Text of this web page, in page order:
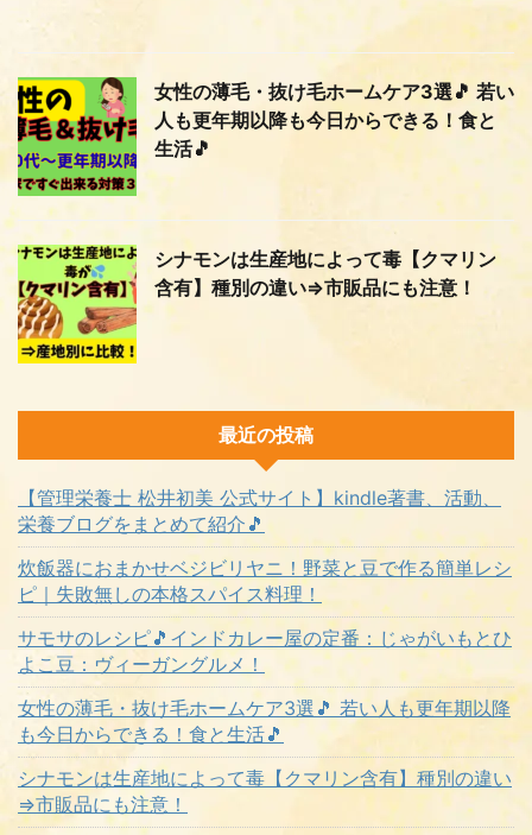
女性の薄毛・抜け毛ホームケア3選🎵 若い
人も更年期以降も今日からできる！食と
生活🎵
シナモンは生産地によって毒【クマリン
含有】種別の違い⇒市販品にも注意！
最近の投稿
【管理栄養士 松井初美 公式サイト】kindle著書、活動、
栄養ブログをまとめて紹介🎵
炊飯器におまかせベジビリヤニ！野菜と豆で作る簡単レシ
ピ｜失敗無しの本格スパイス料理！
サモサのレシピ🎵インドカレー屋の定番：じゃがいもとひ
よこ豆：ヴィーガングルメ！
女性の薄毛・抜け毛ホームケア3選🎵 若い人も更年期以降
も今日からできる！食と生活🎵
シナモンは生産地によって毒【クマリン含有】種別の違い
⇒市販品にも注意！